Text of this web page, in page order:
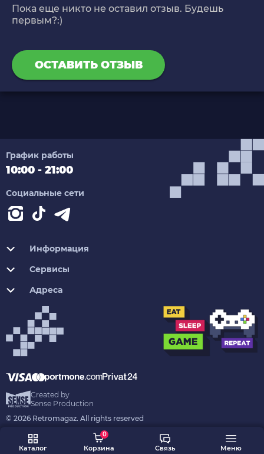
Пока еще никто не оставил отзыв. Будешь
первым?:)
ОСТАВИТЬ ОТЗЫВ
График работы
10:00 - 21:00
Социальные сети
Информация
Сервисы
Адреса
Created by
Sense Production
© 2026 Retromagaz. All rights reserved
Каталог
0
Корзина Связь Меню